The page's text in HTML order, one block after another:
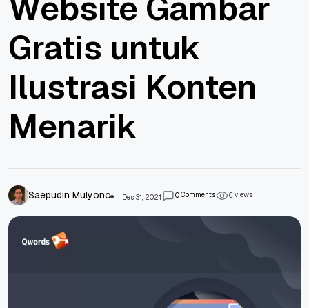
Gratis untuk
Ilustrasi Konten
Menarik
Saepudin Mulyono Des 31, 2021 0Comments 0views